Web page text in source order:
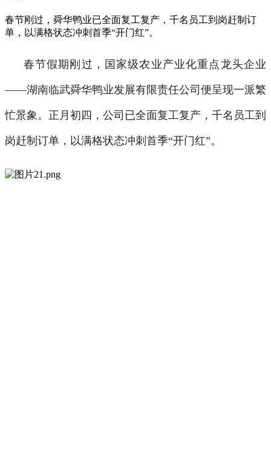
春节刚过，舜华鸭业已全面复工复产，千名员工到岗赶制订
单，以满格状态冲刺首季“开门红”。
春节假期刚过，国家级农业产业化重点龙头企业
——湖南临武舜华鸭业发展有限责任公司便呈现一派繁
忙景象。正月初四，公司已全面复工复产，千名员工到
岗赶制订单，以满格状态冲刺首季“开门红”。